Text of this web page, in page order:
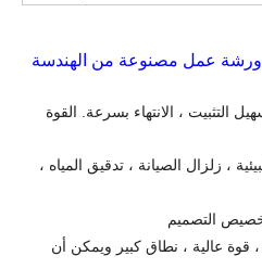
عمل مصنوعة من الهندسة
التثبيت ، الانتهاء بسرعة. القوة
، زلزال الصيانة ، تدقيق المياه ،
التصميم
عالية ، نطاق كبير ويمكن أن